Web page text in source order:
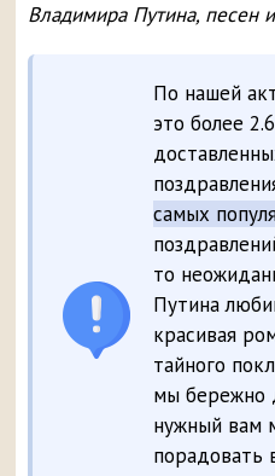
Владимира Путина, песен
По нашей
это более
самых
то
Путина
красивая
тайного
мы бережно
нужный вам